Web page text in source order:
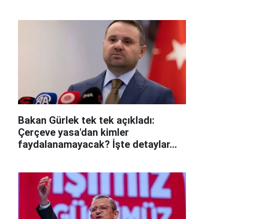
Bakan Gürlek tek tek açıkladı:
Çerçeve yasa'dan kimler
faydalanamayacak? İşte detaylar...